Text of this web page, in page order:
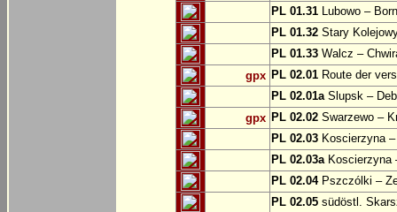
PL 01.31 Lubowo –
PL 01.32 Stary
PL 01.33 Walcz –
gpx PL 02.01 Route der
PL 02.01aSlupsk –
gpx PL 02.02 Swarzewo –
PL 02.03 Koscierzyna
PL 02.03aKoscierzyna
PL 02.04Pszczólki –
PL 02.05 südöstl.